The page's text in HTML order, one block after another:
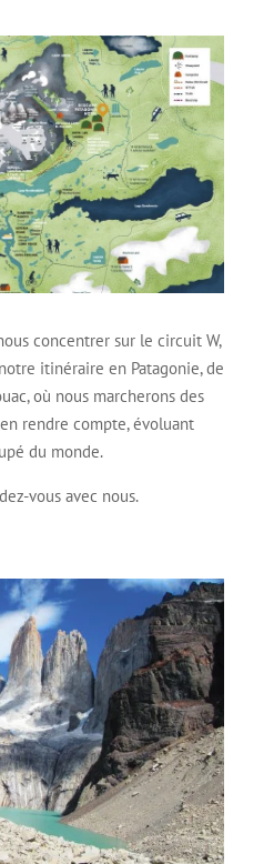
concentrer sur le circuit W,
itinéraire en Patagonie, de
où nous marcherons des
rendre compte, évoluant
du monde.
vous avec nous.